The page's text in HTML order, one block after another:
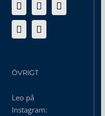
ÖVRIGT
Leo på
Instagram: